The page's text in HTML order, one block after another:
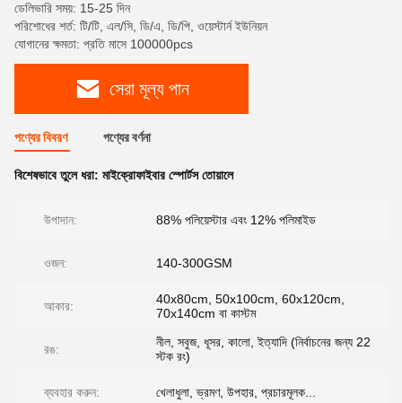
ডেলিভারি সময়: 15-25 দিন
পরিশোধের শর্ত: টি/টি, এল/সি, ডি/এ, ডি/পি, ওয়েস্টার্ন ইউনিয়ন
যোগানের ক্ষমতা: প্রতি মাসে 100000pcs
সেরা মূল্য পান
পণ্যের বিবরণ পণ্যের বর্ণনা
বিশেষভাবে তুলে ধরা: মাইক্রোফাইবার স্পোর্টস তোয়ালে
উপাদান: 88% পলিয়েস্টার এবং 12% পলিমাইড
ওজন: 140-300GSM
আকার:
40x80cm, 50x100cm, 60x120cm,
70x140cm বা কাস্টম
রঙ:
নীল, সবুজ, ধূসর, কালো, ইত্যাদি (নির্বাচনের জন্য 22
স্টক রং)
ব্যবহার করুন: খেলাধুলা, ভ্রমণ, উপহার, প্রচারমূলক...